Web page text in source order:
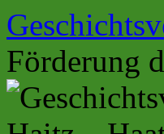
Zum
Inhalt
springen
Förderung